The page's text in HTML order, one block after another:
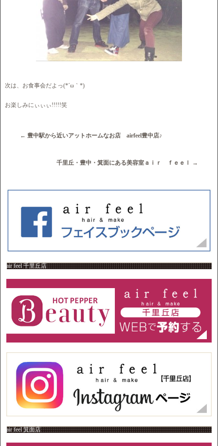
次は、お食事会だよっ(*´ω｀*)
お楽しみにぃぃぃ!!!!!笑
← 豊中駅から近いアットホームなお店 airfeel豊中店♪
千里丘・豊中・箕面にある美容室ａｉｒ ｆｅｅｌ →
air feel 千里丘店
air feel 箕面店